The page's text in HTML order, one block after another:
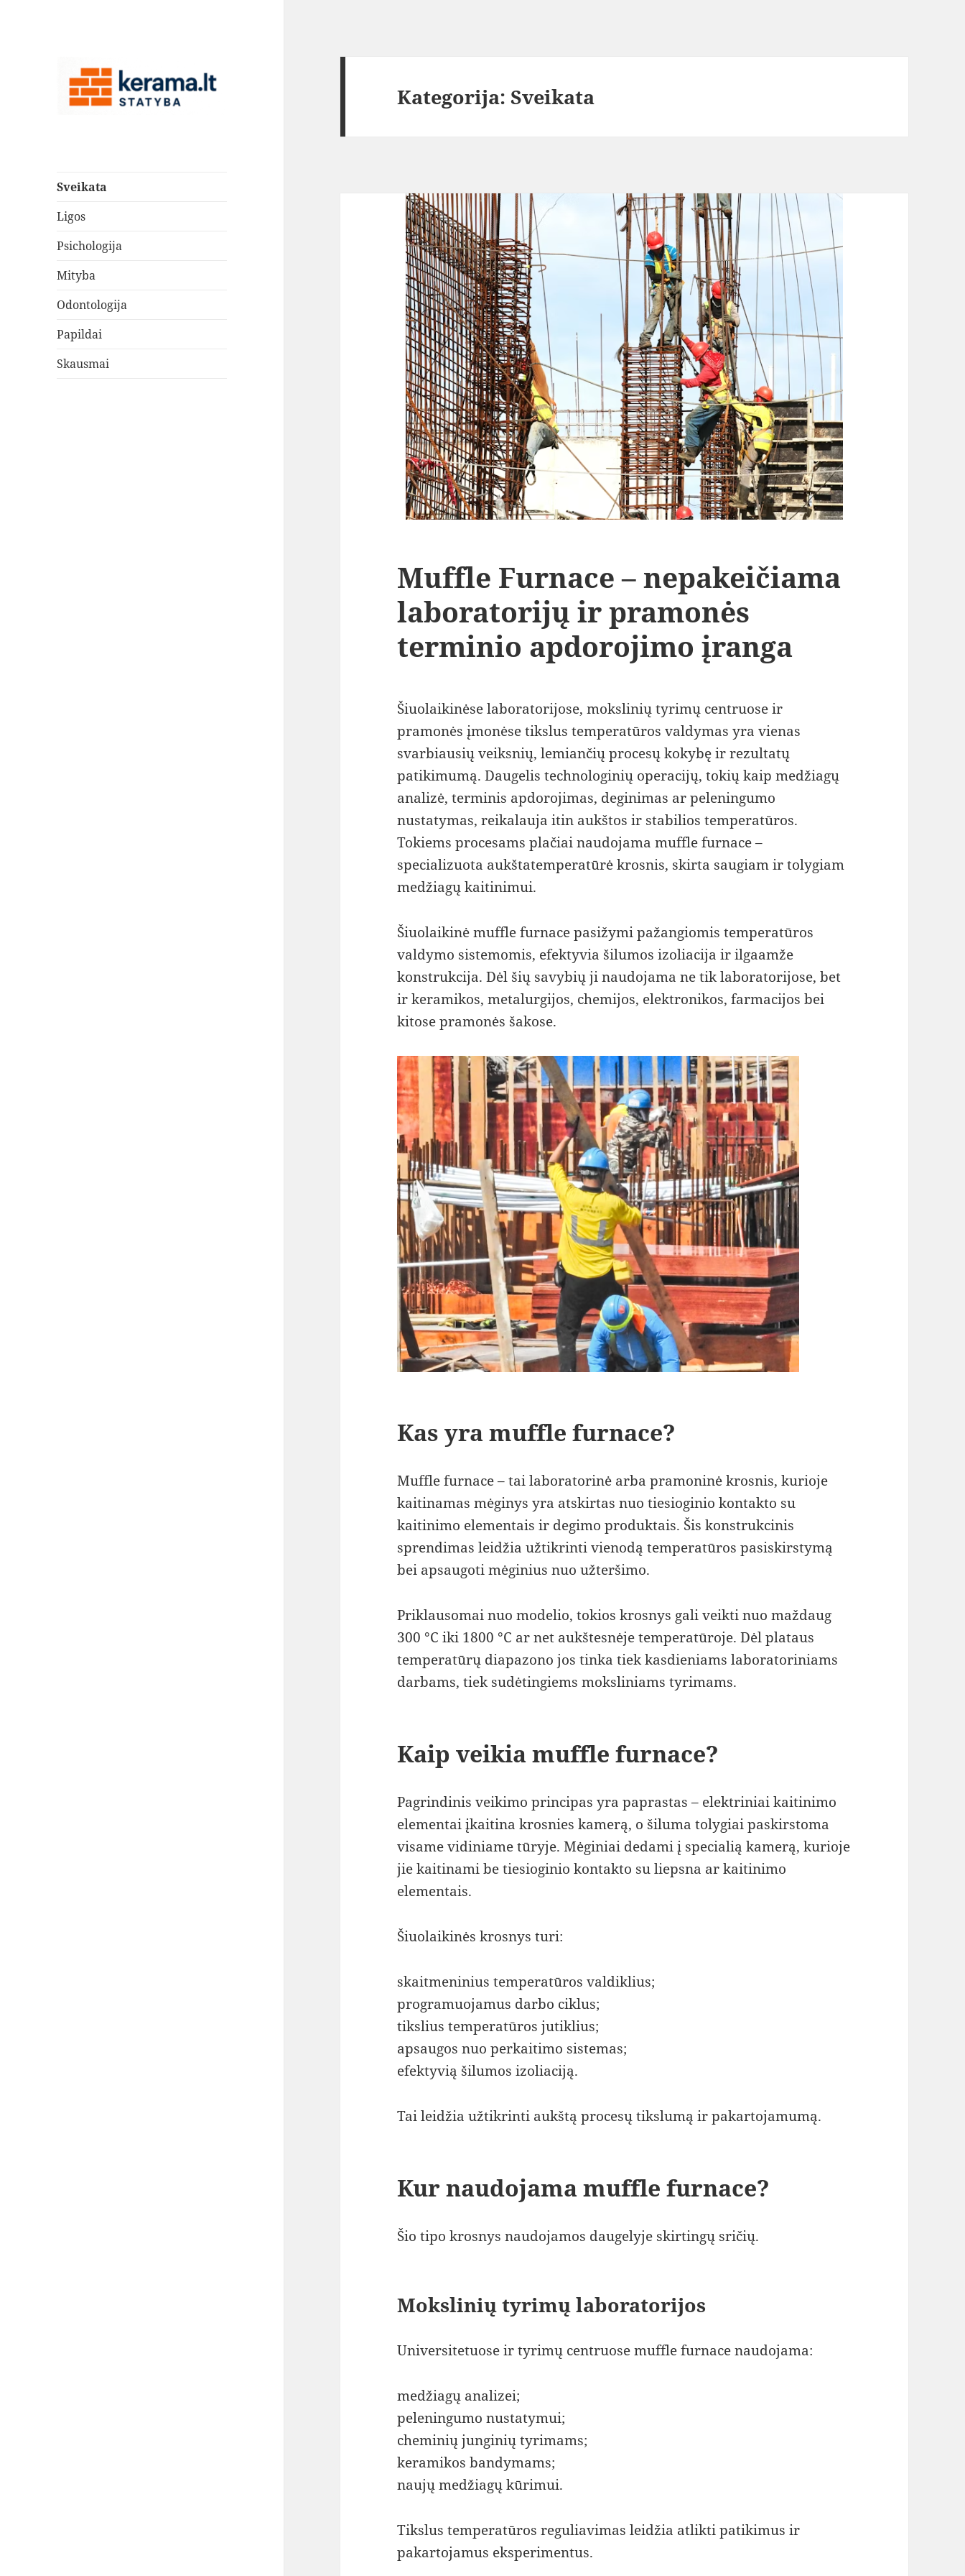
Sveikata
Ligos
Psichologija
Mityba
Odontologija
Papildai
Skausmai
Kategorija:Sveikata
Muffle Furnace – nepakeičiama
laboratorijų ir pramonės
terminio apdorojimo įranga
Šiuolaikinėse laboratorijose, mokslinių tyrimų centruose ir
pramonės įmonėse tikslus temperatūros valdymas yra vienas
svarbiausių veiksnių, lemiančių procesų kokybę ir rezultatų
patikimumą. Daugelis technologinių operacijų, tokių kaip medžiagų
analizė, terminis apdorojimas, deginimas ar peleningumo
nustatymas, reikalauja itin aukštos ir stabilios temperatūros.
Tokiems procesams plačiai naudojama muffle furnace –
specializuota aukštatemperatūrė krosnis, skirta saugiam ir tolygiam
medžiagų kaitinimui.
Šiuolaikinė muffle furnace pasižymi pažangiomis temperatūros
valdymo sistemomis, efektyvia šilumos izoliacija ir ilgaamže
konstrukcija. Dėl šių savybių ji naudojama ne tik laboratorijose, bet
ir keramikos, metalurgijos, chemijos, elektronikos, farmacijos bei
kitose pramonės šakose.
Kas yra muffle furnace?
Muffle furnace – tai laboratorinė arba pramoninė krosnis, kurioje
kaitinamas mėginys yra atskirtas nuo tiesioginio kontakto su
kaitinimo elementais ir degimo produktais. Šis konstrukcinis
sprendimas leidžia užtikrinti vienodą temperatūros pasiskirstymą
bei apsaugoti mėginius nuo užteršimo.
Priklausomai nuo modelio, tokios krosnys gali veikti nuo maždaug
300 °C iki 1800 °C ar net aukštesnėje temperatūroje. Dėl plataus
temperatūrų diapazono jos tinka tiek kasdieniams laboratoriniams
darbams, tiek sudėtingiems moksliniams tyrimams.
Kaip veikia muffle furnace?
Pagrindinis veikimo principas yra paprastas – elektriniai kaitinimo
elementai įkaitina krosnies kamerą, o šiluma tolygiai paskirstoma
visame vidiniame tūryje. Mėginiai dedami į specialią kamerą, kurioje
jie kaitinami be tiesioginio kontakto su liepsna ar kaitinimo
elementais.
Šiuolaikinės krosnys turi:
skaitmeninius temperatūros valdiklius;
programuojamus darbo ciklus;
tikslius temperatūros jutiklius;
apsaugos nuo perkaitimo sistemas;
efektyvią šilumos izoliaciją.
Tai leidžia užtikrinti aukštą procesų tikslumą ir pakartojamumą.
Kur naudojama muffle furnace?
Šio tipo krosnys naudojamos daugelyje skirtingų sričių.
Mokslinių tyrimų laboratorijos
Universitetuose ir tyrimų centruose muffle furnace naudojama:
medžiagų analizei;
peleningumo nustatymui;
cheminių junginių tyrimams;
keramikos bandymams;
naujų medžiagų kūrimui.
Tikslus temperatūros reguliavimas leidžia atlikti patikimus ir
pakartojamus eksperimentus.